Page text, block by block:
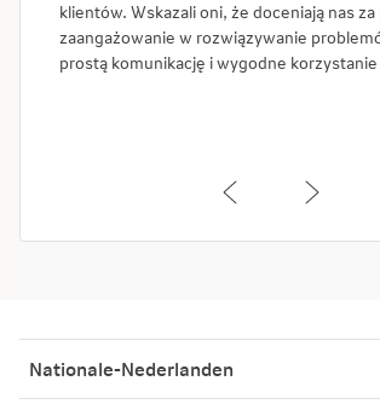
klientów. Wskazali oni, że doceniają nas
zaangażowanie w rozwiązywanie
prostą komunikację i wygodne
Nationale-Nederlanden